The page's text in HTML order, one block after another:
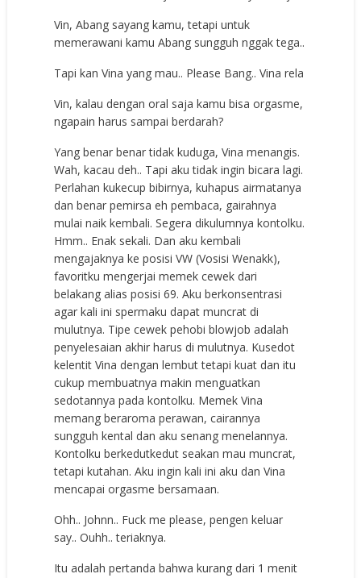
Vin, Abang sayang kamu, tetapi untuk
memerawani kamu Abang sungguh nggak tega..
Tapi kan Vina yang mau.. Please Bang.. Vina rela
Vin, kalau dengan oral saja kamu bisa orgasme,
ngapain harus sampai berdarah?
Yang benar benar tidak kuduga, Vina menangis.
Wah, kacau deh.. Tapi aku tidak ingin bicara lagi.
Perlahan kukecup bibirnya, kuhapus airmatanya
dan benar pemirsa eh pembaca, gairahnya
mulai naik kembali. Segera dikulumnya kontolku.
Hmm.. Enak sekali. Dan aku kembali
mengajaknya ke posisi VW (Vosisi Wenakk),
favoritku mengerjai memek cewek dari
belakang alias posisi 69. Aku berkonsentrasi
agar kali ini spermaku dapat muncrat di
mulutnya. Tipe cewek pehobi blowjob adalah
penyelesaian akhir harus di mulutnya. Kusedot
kelentit Vina dengan lembut tetapi kuat dan itu
cukup membuatnya makin menguatkan
sedotannya pada kontolku. Memek Vina
memang beraroma perawan, cairannya
sungguh kental dan aku senang menelannya.
Kontolku berkedutkedut seakan mau muncrat,
tetapi kutahan. Aku ingin kali ini aku dan Vina
mencapai orgasme bersamaan.
Ohh.. Johnn.. Fuck me please, pengen keluar
say.. Ouhh.. teriaknya.
Itu adalah pertanda bahwa kurang dari 1 menit